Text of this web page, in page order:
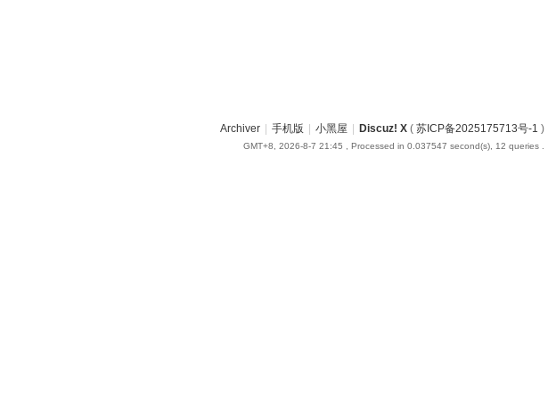
Archiver 手机版 小黑屋 Discuz! X( 苏ICP备2025175713号-1 )
GMT+8, 2026-8-7 21:45 , Processed in 0.037547 second(s), 12 queries .